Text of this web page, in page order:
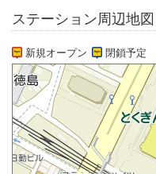
ステーション周辺地図
新規オープン 閉鎖予定